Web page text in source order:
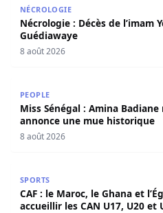
NÉCROLOGIE
Nécrologie : Décès de l’imam
Guédiawaye
8 août 2026
PEOPLE
Miss Sénégal : Amina
annonce une mue historique
8 août 2026
SPORTS
CAF : le Maroc, le Ghana et
accueillir les CAN U17, U20 et